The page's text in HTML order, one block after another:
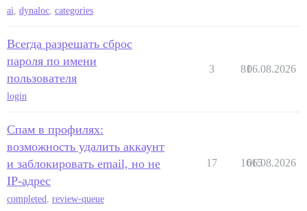
ai, dynaloc, categories
Всегда разрешать сброс
пароля по имени
пользователя
login
3 8106.08.2026
Спам в профилях:
возможность удалить аккаунт
и заблокировать email, но не
IP-адрес
completed, review-queue
17 1615
06.08.2026